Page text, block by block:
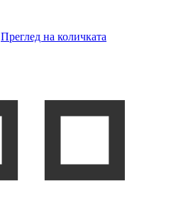
Преглед на количката